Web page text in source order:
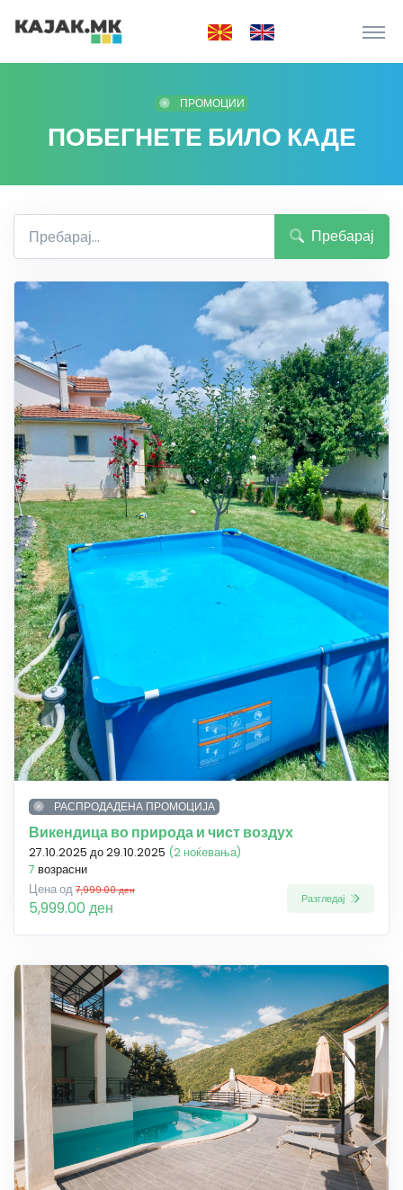
ПРОМОЦИИ
ПОБЕГНЕТЕ БИЛО КАДЕ
Пребарај
РАСПРОДАДЕНА ПРОМОЦИЈА
Викендица во природа и чист воздух
27.10.2025 до 29.10.2025 (2 ноќевања)
7 возрасни
Цена од 7,999.00 ден
5,999.00 ден Разгледај